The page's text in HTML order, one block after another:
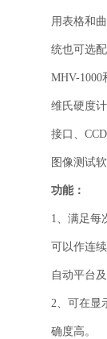
用表格和
统也可选
MHV-1000
维氏硬度
接口、
图像测试软
功能：
1、满足每
可以作连
自动平台
2、可在显
确度高。